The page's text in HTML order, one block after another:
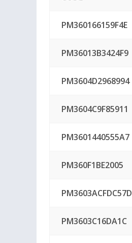
PM360166159F4E
PM36013B3424F9
PM3604D2968994
PM3604C9F85911
PM3601440555A7
PM360F1BE2005
PM3603ACFDC57D
PM3603C16DA1C